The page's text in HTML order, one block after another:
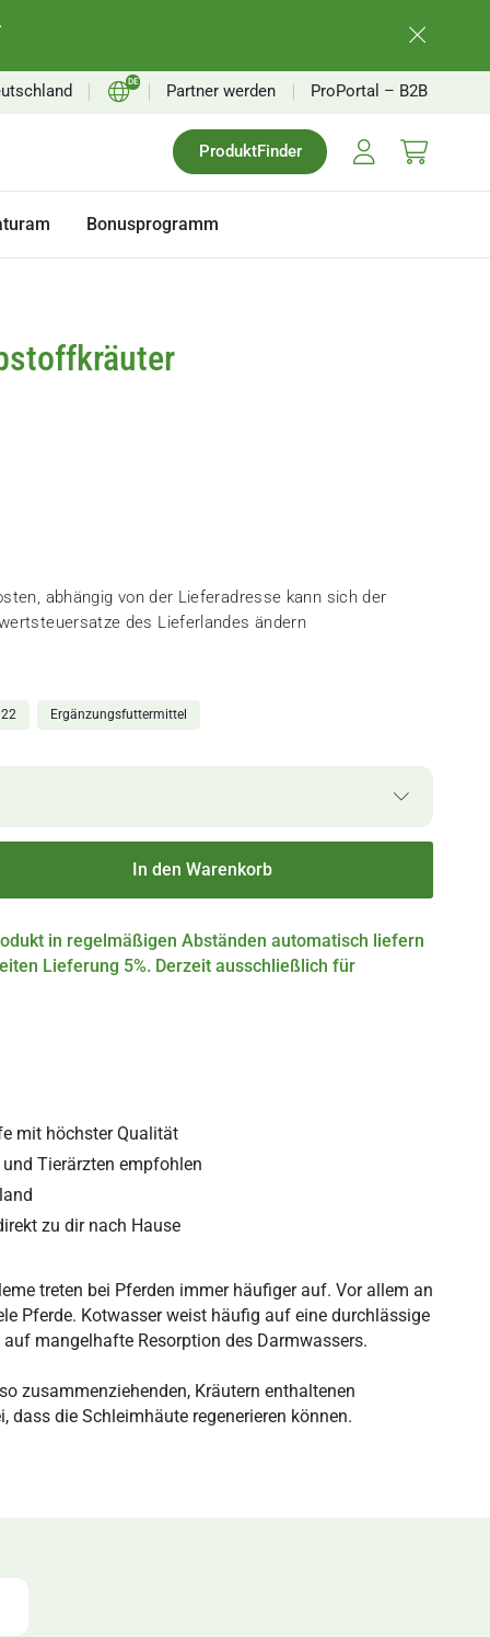
DE Partner werden ProPortal – B2B
ProduktFinder
Bonusprogramm
, abhängig von der Lieferadresse kann sich der
des Lieferlandes ändern
Ergänzungsfuttermittel
In den Warenkorb
in regelmäßigen Abständen automatisch liefern
Lieferung 5%. Derzeit ausschließlich für
mit höchster Qualität
Tierärzten empfohlen
zu dir nach Hause
treten bei Pferden immer häufiger auf. Vor allem an
Pferde. Kotwasser weist häufig auf eine durchlässige
mangelhafte Resorption des Darmwassers.
zusammenziehenden, Kräutern enthaltenen
dass die Schleimhäute regenerieren können.